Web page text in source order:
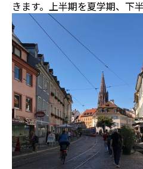
きます。上半期を夏学期、下